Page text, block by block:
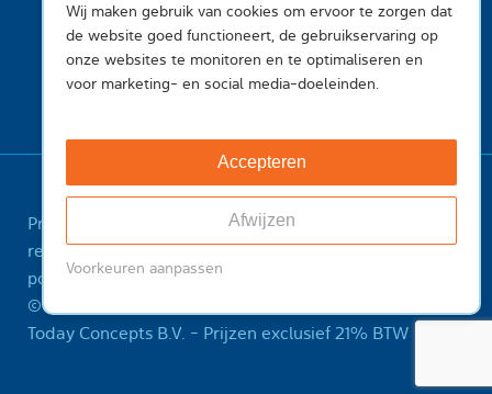
Wij maken gebruik van cookies om ervoor te zorgen dat
de website goed functioneert, de gebruikservaring op
onze websites te monitoren en te optimaliseren en
voor marketing- en social media-doeleinden.
Accepteren
Afwijzen
Voorkeuren aanpassen
Privacy Voorwaarden
registry
Feedback Sitemap
ICANN Registrant
policy
Misbruik melden
© 2001-2026 InternetToday, is een handelsnaam van
Today Concepts B.V. - Prijzen exclusief 21% BTW